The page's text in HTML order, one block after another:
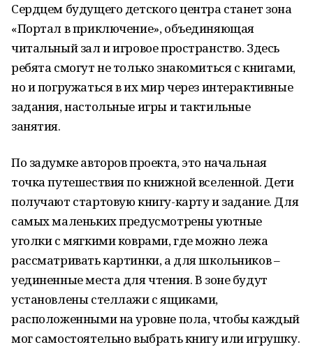
Сердцем будущего детского центра станет зона
«Портал в приключение», объединяющая
читальный зал и игровое пространство. Здесь
ребята смогут не только знакомиться с книгами,
но и погружаться в их мир через интерактивные
задания, настольные игры и тактильные
занятия.
По задумке авторов проекта, это начальная
точка путешествия по книжной вселенной. Дети
получают стартовую книгу-карту и задание. Для
самых маленьких предусмотрены уютные
уголки с мягкими коврами, где можно лежа
рассматривать картинки, а для школьников –
уединенные места для чтения. В зоне будут
установлены стеллажи с ящиками,
расположенными на уровне пола, чтобы каждый
мог самостоятельно выбрать книгу или игрушку.